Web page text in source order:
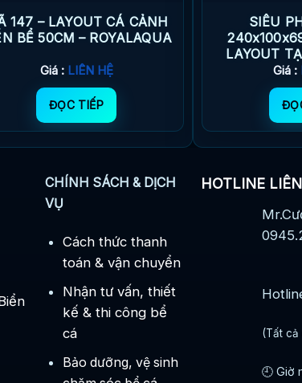
147 – LAYOUT CÁ CẢNH
BỂ 50CM – ROYALAQUA
Giá : LIÊN HỆ
ĐỌC TIẾP
SIÊU
LAYOUT
Giá :
CHÍNH SÁCH & DỊCH
VỤ
Cách thức thanh
toán & vận chuyển
Nhận tư vấn, thiết
kế & thi công bể
cá
Bảo dưỡng, vệ sinh
HOTLINE
(Tất cả
🕘 Giờ